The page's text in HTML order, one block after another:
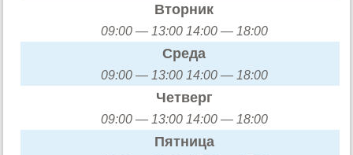
Вторник
09:00 — 13:00 14:00 — 18:00
Среда
09:00 — 13:00 14:00 — 18:00
Четверг
09:00 — 13:00 14:00 — 18:00
Пятница